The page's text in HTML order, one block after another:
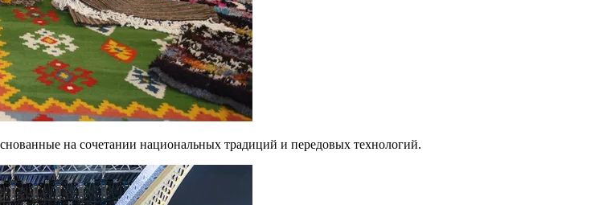
на сочетании национальных традиций и передовых технологий.